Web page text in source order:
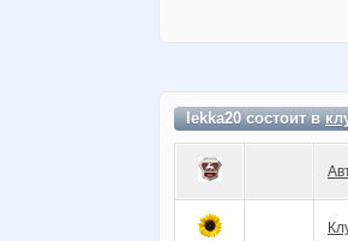
lekka20 состоит в